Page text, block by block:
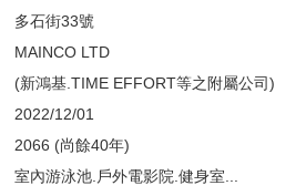
多石街33號
MAINCO LTD
(新鴻基.TIME EFFORT等之附屬公司)
2022/12/01
2066 (尚餘40年)
室內游泳池.戶外電影院.健身室...